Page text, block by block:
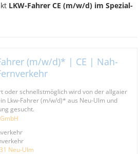
LKW-Fahrer CE (m/w/d) im Spezial-
(m/w/d)* | CE | Nah-
oder schnellstmöglich wird von der allgaier
Lkw-Fahrer (m/w/d)* aus Neu-Ulm und
gesucht.
Neu-Ulm